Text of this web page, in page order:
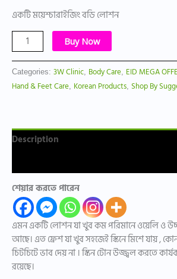
একটি ময়েশ্চারাইজিং বডি লোশন
Buy Now
Categories: 3W Clinic, Body Care, EID MEGA
Hand & Feet Care, Korean Products, Shop By
Description
শেয়ার করতে পারেন
এমন একটি লোশন যা খুব কম পরিমানে ওয়েলি ও উচ্চ
আছে। এত ফ্রেশ যা খুব সহজেই স্কিনে মিশে যায় ,
চিটচিটে ভাব দেয় না । স্কিন টোন উজ্জ্বল করতে
রয়েছে।